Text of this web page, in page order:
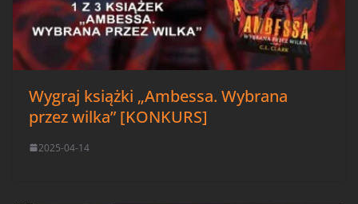
Wygraj książki „Ambessa. Wybrana
przez wilka” [KONKURS]
2025-04-14